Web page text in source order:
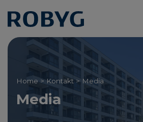
Home > Kontakt> Media
Media